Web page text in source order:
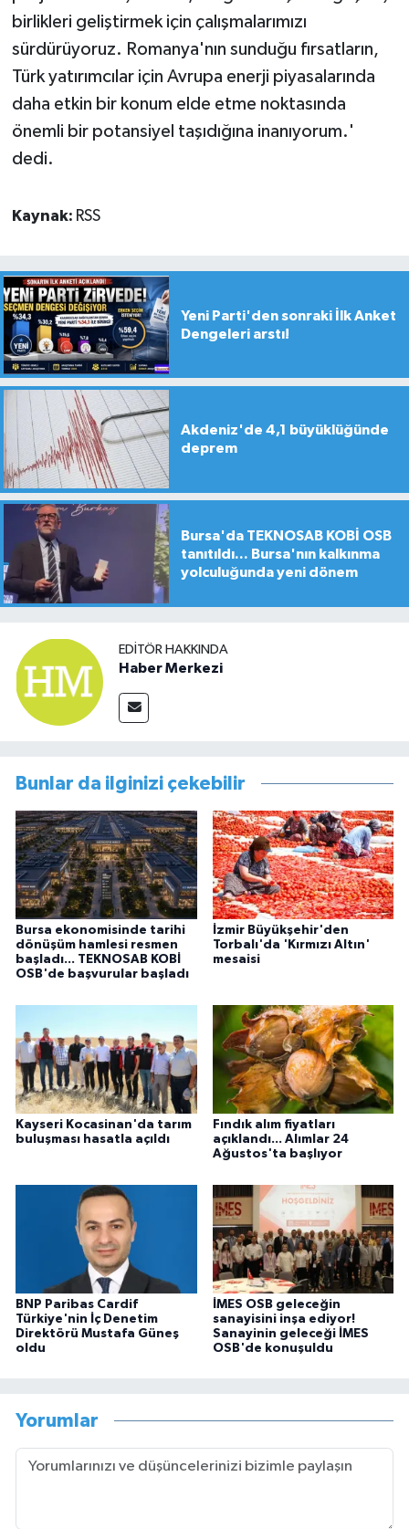
birlikleri geliştirmek için çalışmalarımızı
sürdürüyoruz. Romanya'nın sunduğu fırsatların,
Türk yatırımcılar için Avrupa enerji piyasalarında
daha etkin bir konum elde etme noktasında
önemli bir potansiyel taşıdığına inanıyorum.'
dedi.
Kaynak: RSS
Yeni Parti'den sonraki İlk Anket
Dengeleri arstı!
Akdeniz'de 4,1 büyüklüğünde
deprem
Bursa'da TEKNOSAB KOBİ OSB
tanıtıldı... Bursa'nın kalkınma
yolculuğunda yeni dönem
EDITÖR HAKKINDA
Haber Merkezi
Bunlar da ilginizi çekebilir
Bursa ekonomisinde tarihi
dönüşüm hamlesi resmen
başladı... TEKNOSAB KOBİ
OSB'de başvurular başladı
İzmir Büyükşehir'den
Torbalı'da 'Kırmızı Altın'
mesaisi
Kayseri Kocasinan'da tarım
buluşması hasatla açıldı
Fındık alım fiyatları
açıklandı... Alımlar 24
Ağustos'ta başlıyor
BNP Paribas Cardif
Türkiye'nin İç Denetim
Direktörü Mustafa Güneş
oldu
İMES OSB geleceğin
sanayisini inşa ediyor!
Sanayinin geleceği İMES
OSB'de konuşuldu
Yorumlar